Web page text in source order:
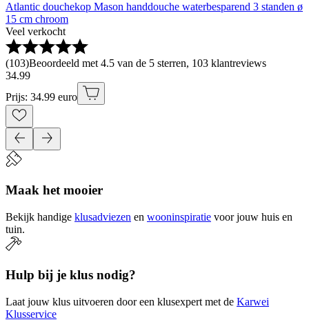
Atlantic douchekop Mason handdouche waterbesparend 3 standen ø
15 cm chroom
Veel verkocht
(103)Beoordeeld met 4.5 van de 5 sterren, 103 klantreviews
34.99
Prijs: 34.99 euro
Maak het mooier
Bekijk handige klusadviezen en wooninspiratie voor jouw huis en
tuin.
Hulp bij je klus nodig?
Laat jouw klus uitvoeren door een klusexpert met de Karwei
Klusservice